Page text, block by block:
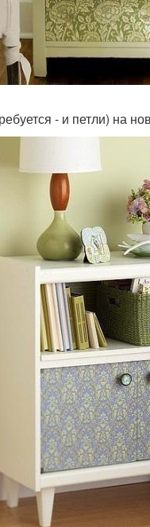
- и петли) на